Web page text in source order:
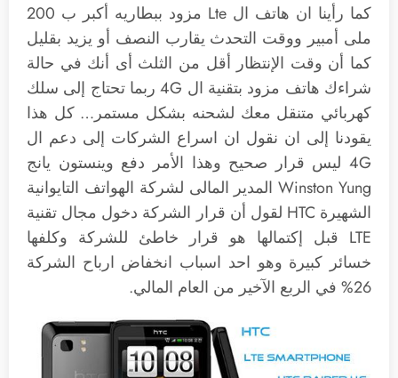
كما رأينا ان هاتف ال Lte مزود ببطاريه أكبر ب 200
ملى أمبير ووقت التحدث يقارب النصف أو يزيد بقليل
كما أن وقت الإنتظار أقل من الثلث أى أنك في حالة
شراءك هاتف مزود بتقنية ال 4G ربما تحتاج إلى سلك
كهربائي متنقل معك لشحنه بشكل مستمر… كل هذا
يقودنا إلى ان نقول ان اسراع الشركات إلى دعم ال
4G ليس قرار صحيح وهذا الأمر دفع وينستون يانج
Winston Yung المدير المالى لشركة الهواتف التايوانية
الشهيرة HTC لقول أن قرار الشركة دخول مجال تقنية
LTE قبل إكتمالها هو قرار خاطئ للشركة وكلفها
خسائر كبيرة وهو احد اسباب انخفاض ارباح الشركة
26% في الربع الآخير من العام المالي.